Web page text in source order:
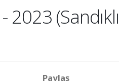
Paylaş